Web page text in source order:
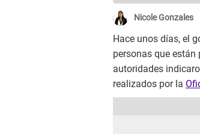
Nicole Gonzales
Hace unos días, el
personas que están
autoridades
realizados por la